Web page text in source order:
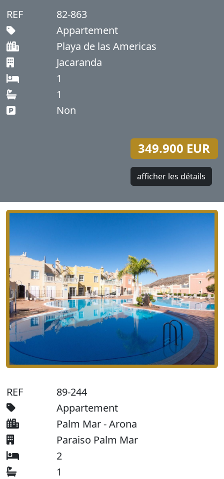
REF
82-863
Appartement
Playa de las Americas
Jacaranda
1
1
Non
349.900 EUR
afficher les détails
REF
89-244
Appartement
Palm Mar - Arona
Paraiso Palm Mar
2
1